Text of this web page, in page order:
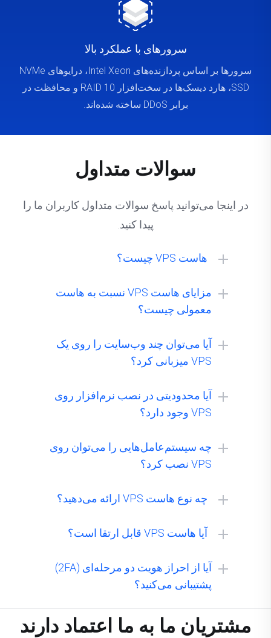
سرورهای با عملکرد بالا
سرورها بر اساس پردازنده‌های Intel Xeon، درایوهای NVMe
SSD، هارد دیسک‌ها در سخت‌افزار RAID 10 و محافظت در
برابر DDoS ساخته شده‌اند.
سوالات متداول
در اینجا می‌توانید پاسخ سوالات متداول کاربران ما را
پیدا کنید.
هاست VPS چیست؟
مزایای هاست VPS نسبت به هاست
معمولی چیست؟
آیا می‌توان چند وب‌سایت را روی یک
VPS میزبانی کرد؟
آیا محدودیتی در نصب نرم‌افزار روی
VPS وجود دارد؟
چه سیستم‌عامل‌هایی را می‌توان روی
VPS نصب کرد؟
Linux:
چه نوع هاست VPS ارائه می‌دهید؟
آیا هاست VPS قابل ارتقا است؟
آیا از احراز هویت دو مرحله‌ای (2FA)
پشتیبانی می‌کنید؟
مشتریان ما به ما اعتماد دارند